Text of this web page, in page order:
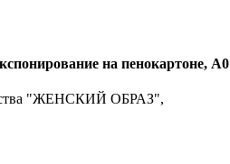
на пенокартоне, А0
"ЖЕНСКИЙ ОБРАЗ",